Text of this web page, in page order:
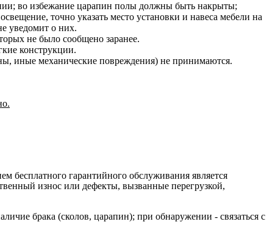
во избежание царапин полы должны быть накрыты;
точно указать место установки и навеса мебели на
уведомит о них.
не было сообщено заранее.
конструкции.
иные механические повреждения) не принимаются.
бесплатного гарантийного обслуживания является
износ или дефекты, вызванные перегрузкой,
брака (сколов, царапин); при обнаружении - связаться с